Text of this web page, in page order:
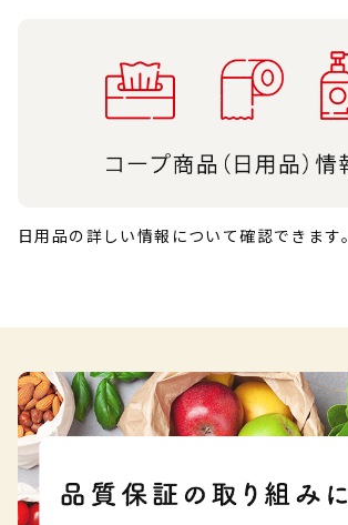
日用品の詳しい情報について確認できます。